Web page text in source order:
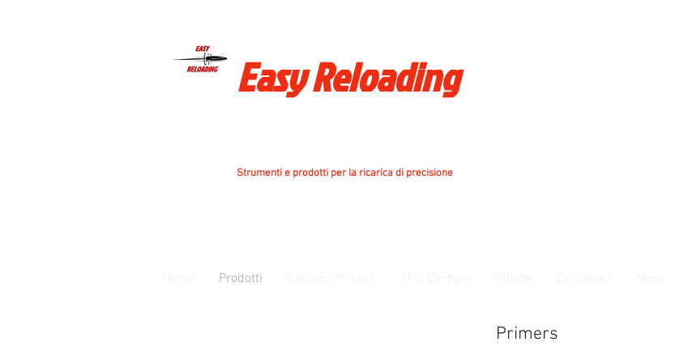
Easy Reloading
Strumenti e prodotti per la ricarica di precisione
Prodotti
Primers